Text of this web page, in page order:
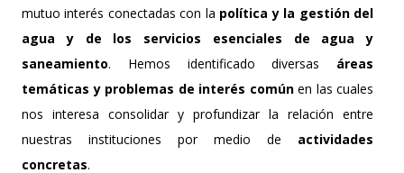
mutuo interés conectadas con la política y la gestión del
agua y de los servicios esenciales de agua y
saneamiento. Hemos identificado diversas áreas
temáticas y problemas de interés comúnen las cuales
nos interesa consolidar y profundizar la relación entre
nuestras instituciones por medio de actividades
concretas.